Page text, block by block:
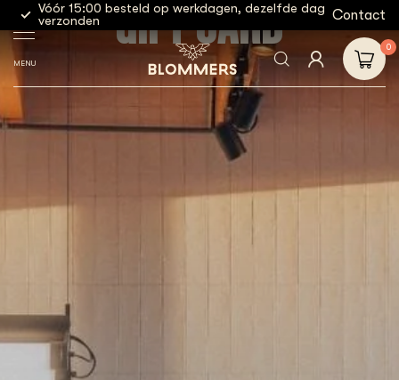
GIFT CARD
Vóór 15:00 besteld op werkdagen, dezelfde dag
verzonden
Contact
MENU
0